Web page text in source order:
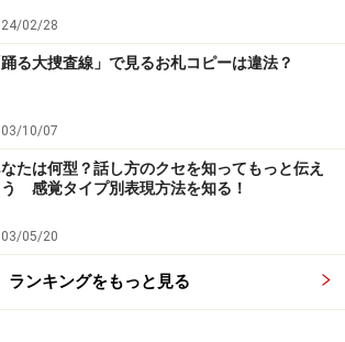
われる求人の貼り紙を見て応募してき
の会社に直接雇用されることになりま
与日数や、傷病手当金の支給条件は、
」という雇用形態によって違うという
が、「期間」によって支給されるされ
。
ない時に備える「働き方」。
係ない、と思っている方も、自分が対象
02/28
踊る大捜査線」で見るお札コピーは違法？
10/07
たは何型？話し方のクセを知ってもっと伝え
感覚タイプ別表現方法を知る！
05/20
ランキングをもっと見る